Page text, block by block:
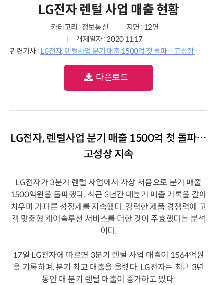
LG전자 렌털 사업 매출 현황
카테고리 : 정보통신
지면 : 12면
개제일자 : 2020.11.17
관련기사 : LG전자, 렌털사업 분기 매출 1500억 첫 돌파…고성장 지속
다운로드
LG전자, 렌털사업 분기 매출 1500억 첫 돌파…
고성장 지속
LG전자가 3분기 렌털 사업에서 사상 처음으로 분기 매출
1500억원을 돌파했다. 최근 3년간 매분기 매출 기록을 갈아
치우며 가파른 성장세를 지속했다. 강력한 제품 경쟁력에 고
객 맞춤형 케어솔루션 서비스를 더한 것이 주효했다는 분석
이다.
17일 LG전자에 따르면 3분기 렌털 사업 매출이 1564억원
을 기록하며, 분기 최고 매출을 올렸다. LG전자는 최근 3년
동안 매 분기 렌털 매출이 증가하고 있다.